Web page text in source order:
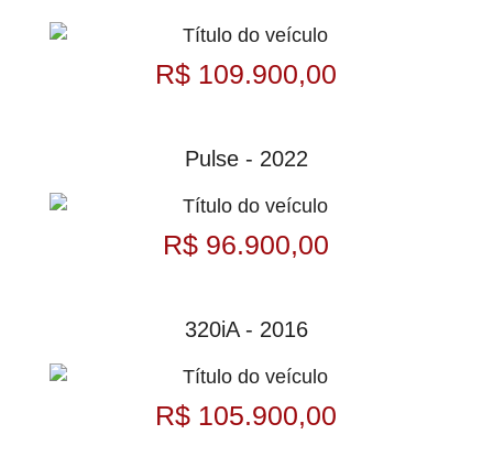
R$ 109.900,00
Pulse - 2022
R$ 96.900,00
320iA - 2016
R$ 105.900,00